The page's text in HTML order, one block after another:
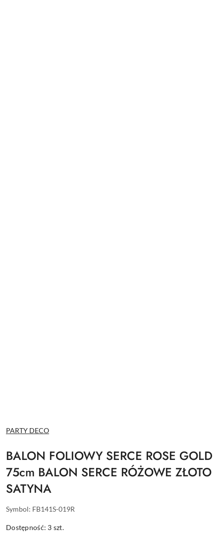
NAZWA
PRODUCENTA:
PARTY DECO
BALON FOLIOWY SERCE ROSE GOLD
75cm BALON SERCE RÓŻOWE ZŁOTO
SATYNA
Symbol: FB141S-019R
Dostępność: 3 szt.